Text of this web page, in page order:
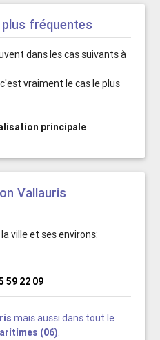
fréquentes
dans les cas suivants à
vraiment le cas le plus
principale
Vallauris
ville et ses environs:
59 22 09
mais aussi dans tout le
(06).